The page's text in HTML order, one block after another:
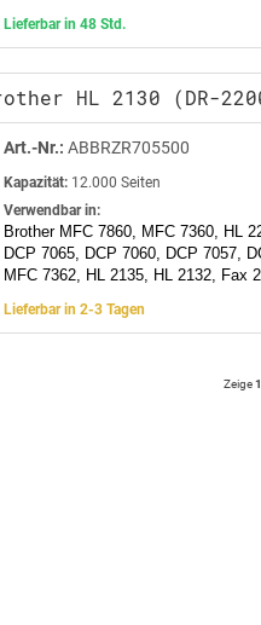
Lieferbar in 48 Std.
HL 2130 (DR-
Art.-Nr.: ABBRZR705500
Kapazität: 12.000 Seiten
Verwendbar in:
Brother MFC 7860, MFC 7360, HL
DCP 7065, DCP 7060, DCP 7057,
MFC 7362, HL 2135, HL 2132, Fax
Lieferbar in 2-3 Tagen
Zeige1